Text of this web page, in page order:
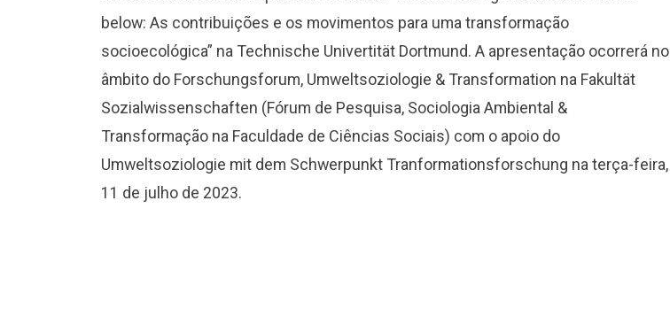
below: As contribuições e os movimentos para uma transformação
socioecológica” na Technische Univertität Dortmund. A apresentação ocorrerá no
âmbito do Forschungsforum, Umweltsoziologie & Transformation na Fakultät
Sozialwissenschaften (Fórum de Pesquisa, Sociologia Ambiental &
Transformação na Faculdade de Ciências Sociais) com o apoio do
Umweltsoziologie mit dem Schwerpunkt Tranformationsforschung na terça-feira,
11 de julho de 2023.